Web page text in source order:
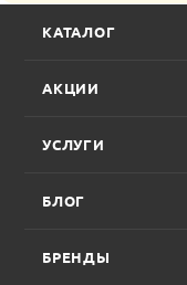
КАТАЛОГ
АКЦИИ
УСЛУГИ
БЛОГ
БРЕНДЫ